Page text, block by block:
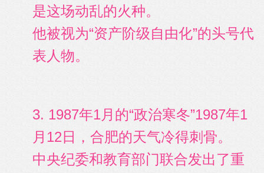
是这场动乱的火种。
他被视为“资产阶级自由化”的头号代
表人物。
3. 1987年1月的“政治寒冬”1987年1
月12日，合肥的天气冷得刺骨。
中央纪委和教育部门联合发出了重